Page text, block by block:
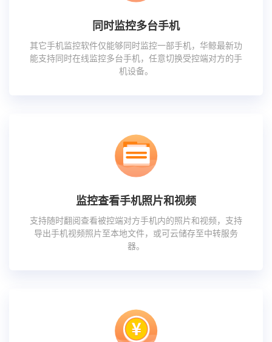
同时监控多台手机
其它手机监控软件仅能够同时监控一部手机，华鲸最新功
能支持同时在线监控多台手机，任意切换受控端对方的手
机设备。
监控查看手机照片和视频
支持随时翻阅查看被控端对方手机内的照片和视频，支持
导出手机视频照片至本地文件，或可云储存至中转服务
器。